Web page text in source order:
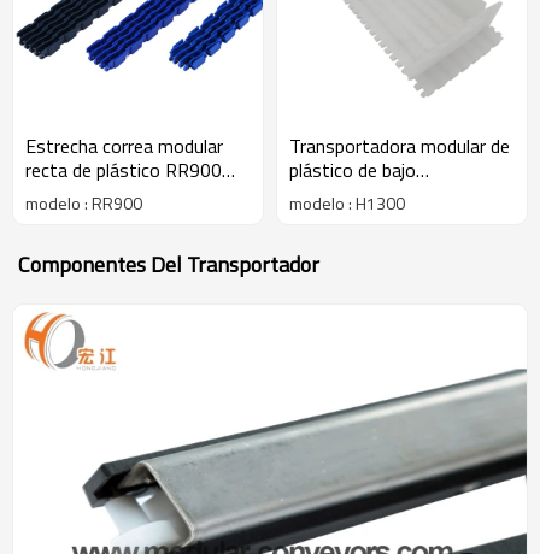
Estrecha correa modular
recta de plástico RR900
H900TA-K138 K165 K181
modelo : RR900
Transportadora modular de
plástico de bajo
mantenimiento H1300
modelo : H1300
Componentes Del Transportador